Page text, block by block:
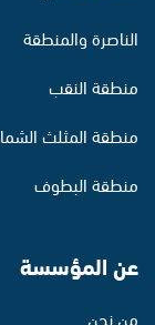
الناصرة والمنطقة
منطقة النقب
منطقة المثلث
منطقة البطوف
عن المؤسسة
من نحن